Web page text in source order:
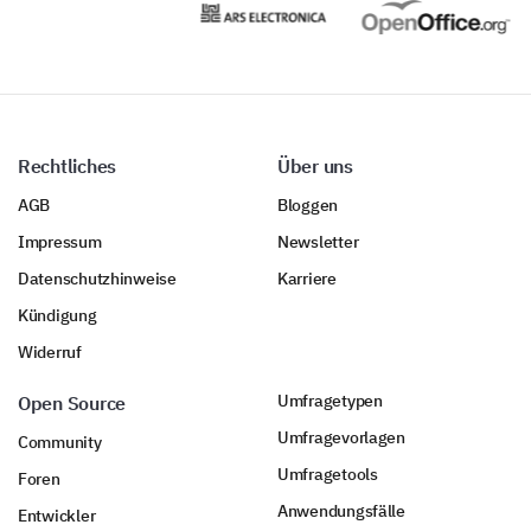
Mentorenprogramme
Bildungserstattungen
Online-Kurse
Sonstiges (Bitte angeben):
Rechtliches
AGB
Impressum
Datenschutzhinweise
Kündigung
Widerruf
Über uns
Bloggen
Newsletter
Karriere
Open Source
Community
Foren
Entwickler
Umfragetypen
Umfragevorlagen
Umfragetools
Anwendungsfälle